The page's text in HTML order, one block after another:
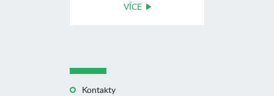
VÍCE
Kontakty